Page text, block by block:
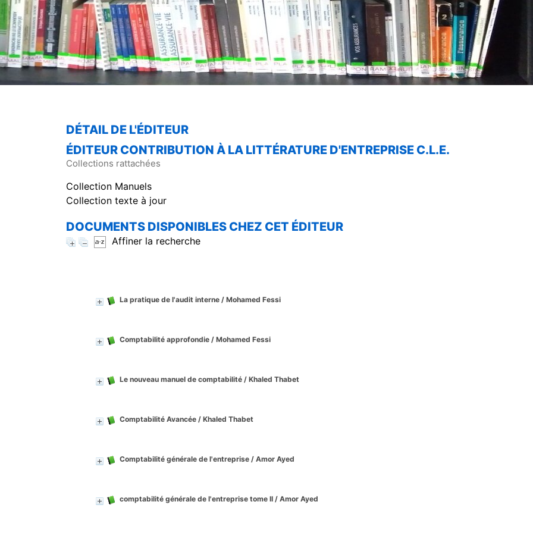
DÉTAIL DE L'ÉDITEUR
ÉDITEUR CONTRIBUTION À LA LITTÉRATURE D'ENTREPRISE C.L.E.
Collections rattachées
Collection Manuels
Collection texte à jour
DOCUMENTS DISPONIBLES CHEZ CET ÉDITEUR
Affiner la recherche
La pratique de l'audit interne / Mohamed Fessi
Comptabilité approfondie / Mohamed Fessi
Le nouveau manuel de comptabilité / Khaled Thabet
Comptabilité Avancée / Khaled Thabet
Comptabilité générale de l'entreprise / Amor Ayed
comptabilité générale de l'entreprise tome II / Amor Ayed